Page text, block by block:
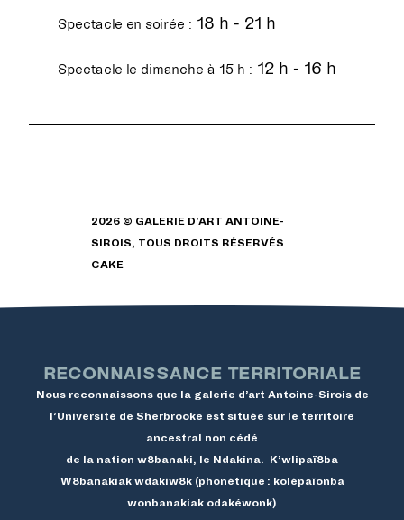
Spectacle en soirée : 18 h - 21 h
Spectacle le dimanche à 15 h : 12 h - 16 h
2026 © GALERIE D'ART ANTOINE-
SIROIS, TOUS DROITS RÉSERVÉS
CAKE
RECONNAISSANCE TERRITORIALE
Nous reconnaissons que la galerie d’art Antoine-Sirois de
l’Université de Sherbrooke est située sur le territoire
ancestral non cédé
de la nation w8banaki, le Ndakina. K’wlipaï8ba
W8banakiak wdakiw8k (phonétique : kolépaïonba
wonbanakiak odakéwonk)